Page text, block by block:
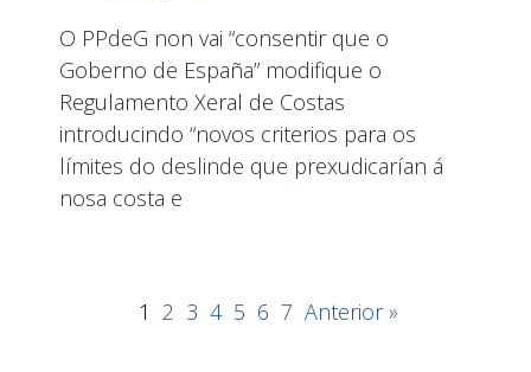
O PPdeG non vai “consentir que o
Goberno de España” modifique o
Regulamento Xeral de Costas
introducindo “novos criterios para os
límites do deslinde que prexudicarían á
nosa costa e
1 2 3 4 5 6 7 Anterior »